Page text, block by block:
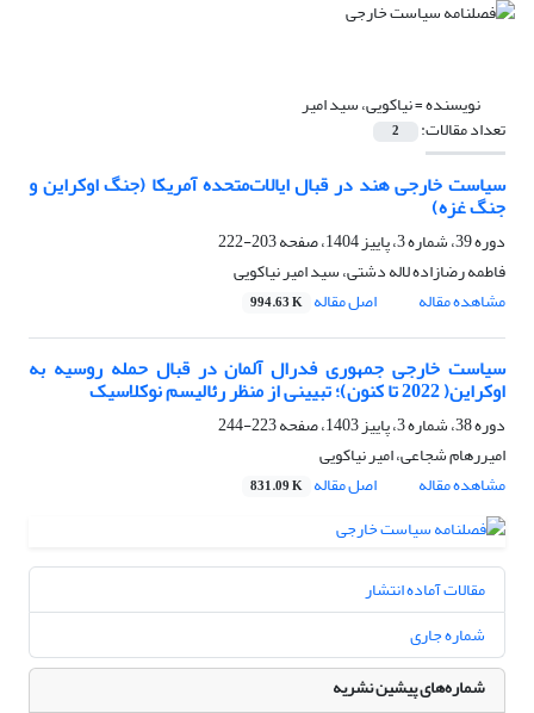
نویسنده =نیاکویی، سید امیر
تعداد مقالات: 2
سیاست خارجی هند در قبال ایالات‌متحده آمریکا (جنگ اوکراین و
جنگ غزه)
دوره 39، شماره 3، پاییز 1404، صفحه
203-222
فاطمه رضازاده لاله دشتی، سید امیر نیاکویی
مشاهده مقاله
اصل مقاله 994.63 K
سیاست خارجی جمهوری فدرال آلمان در قبال حمله روسیه به
اوکراین( 2022 تا کنون)؛ تبیینی از منظر رئالیسم‌ نوکلاسیک
دوره 38، شماره 3، پاییز 1403، صفحه
223-244
امیررهام شجاعی، امیر نیاکویی
مشاهده مقاله
اصل مقاله 831.09 K
مقالات آماده انتشار
شماره جاری
شماره‌های پیشین نشریه